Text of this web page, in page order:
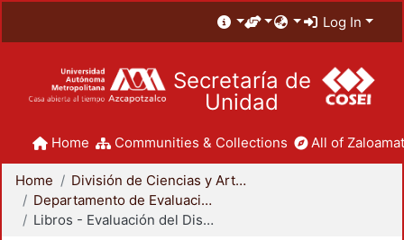
Log In
Secretaría de
Unidad
Home Communities & Collections All of
Home
División de Ciencias y Artes para el Diseño
Departamento de Evaluación del Diseño en el Tiempo
Libros - Evaluación del Diseño en el Tiempo